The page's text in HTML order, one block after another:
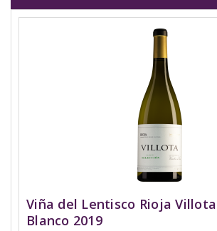
Viña del Lentisco Rioja
Blanco 2019